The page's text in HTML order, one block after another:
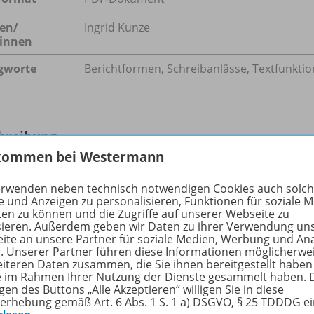
Ingrid Kunze
Berichtformen, Schreibanlässe,
begegnen uns im Alltag allenthalben: in Zeitung,
in Online-Portalen und Social Media, in der
beim Sport und im privaten Bereich. Als
erwarten wir, dass uns zutreffend, genau und
über Geschehenes berichtet wird; als Berichtende
wir neben der Absicht zu informieren möglicherweise noch
Intentionen.
bei Westermann
neben technisch notwendigen Cookies auch
und Anzeigen zu personalisieren, Funktionen für soziale
zu können und die Zugriffe auf unserer Webseite zu
Außerdem geben wir Daten zu ihrer Verwendung
an unsere Partner für soziale Medien, Werbung und
Unserer Partner führen diese Informationen
Daten zusammen, die Sie ihnen bereitgestellt
im Rahmen Ihrer Nutzung der Dienste gesammelt haben.
des Buttons „Alle Akzeptieren“ willigen Sie in diese
gemäß Art. 6 Abs. 1 S. 1 a) DSGVO, § 25 TDDDG